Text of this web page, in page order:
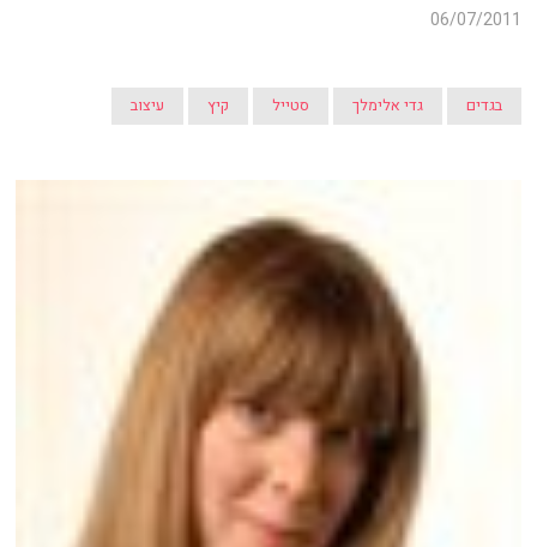
06/07/2011
בגדים גדי אלימלך סטייל קיץ עיצוב